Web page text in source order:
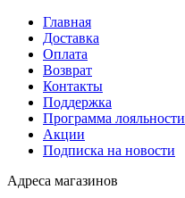
Главная
Доставка
Оплата
Возврат
Контакты
Поддержка
Программа лояльности
Акции
Подписка на новости
Адреса магазинов